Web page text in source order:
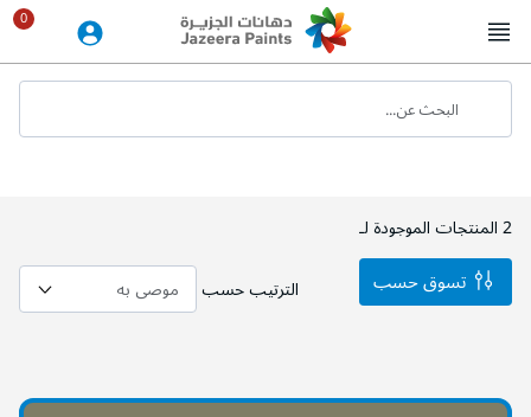
to
Content
البحث عن...
2المنتجات الموجودة لـ
الترتيب حسب
تسوق حسب